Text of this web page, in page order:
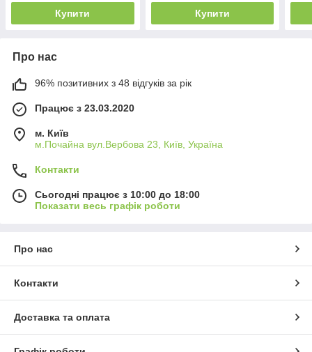
Купити Купити
Про нас
96% позитивних з 48 відгуків за рік
Працює з 23.03.2020
м. Київ
м.Почайна вул.Вербова 23, Київ, Україна
Контакти
Сьогодні працює з 10:00 до 18:00
Показати весь графік роботи
Про нас
Контакти
Доставка та оплата